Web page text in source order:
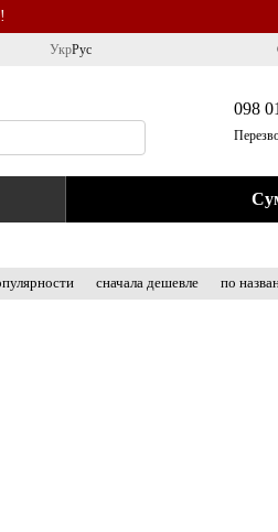
УкрРус
098
сначала дешевле по